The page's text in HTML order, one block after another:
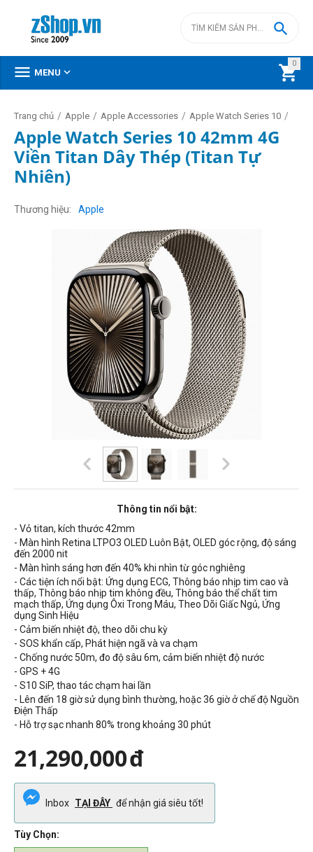
0


 MENU 
Trang chủ / Apple / Apple Accessories / Apple Watch Series 10 /
Apple Watch Series 10 42mm 4G
Viền Titan Dây Thép (Titan Tự
Nhiên)
Thương hiệu Apple
Thông tin nổi bật:
- Vỏ titan, kích thước 42mm
- Màn hình Retina LTPO3 OLED Luôn Bật, OLED góc rộng, độ sáng
đến 2000 nit
- Màn hình sáng hơn đến 40% khi nhìn từ góc nghiêng
- Các tiện ích nổi bật: Ứng dụng ECG, Thông báo nhịp tim cao và
thấp, Thông báo nhịp tim không đều, Thông báo thể chất tim
mạch thấp, Ứng dụng Ôxi Trong Máu, Theo Dõi Giấc Ngủ, Ứng
dụng Sinh Hiệu
- Cảm biến nhiệt độ, theo dõi chu kỳ
- SOS khẩn cấp, Phát hiện ngã và va chạm
- Chống nước 50m, đo độ sâu 6m, cảm biến nhiệt độ nước
- GPS + 4G
- S10 SiP, thao tác chạm hai lần
- Lên đến 18 giờ sử dụng bình thường, hoặc 36 giờ ở chế độ Nguồn
Điện Thấp
- Hỗ trợ sạc nhanh 80% trong khoảng 30 phút
21,290,000đ
Inbox TẠI ĐÂY để nhận giá siêu tốt!
Tùy Chọn: